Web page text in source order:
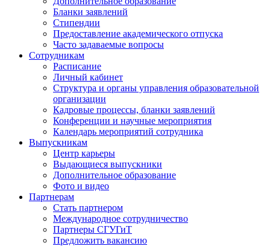
Бланки заявлений
Стипендии
Предоставление академического отпуска
Часто задаваемые вопросы
Сотрудникам
Расписание
Личный кабинет
Структура и органы управления образовательной
организации
Кадровые процессы, бланки заявлений
Конференции и научные мероприятия
Календарь мероприятий сотрудника
Выпускникам
Центр карьеры
Выдающиеся выпускники
Дополнительное образование
Фото и видео
Партнерам
Стать партнером
Международное сотрудничество
Партнеры СГУГиТ
Предложить вакансию